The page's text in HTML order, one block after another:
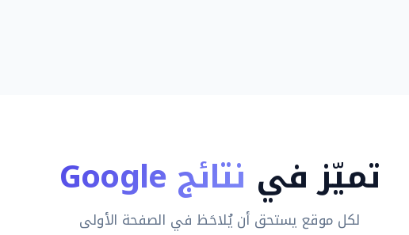
تميّز في نتائج Google
لكل موقع يستحق أن يُلاحَظ في الصفحة الأولى